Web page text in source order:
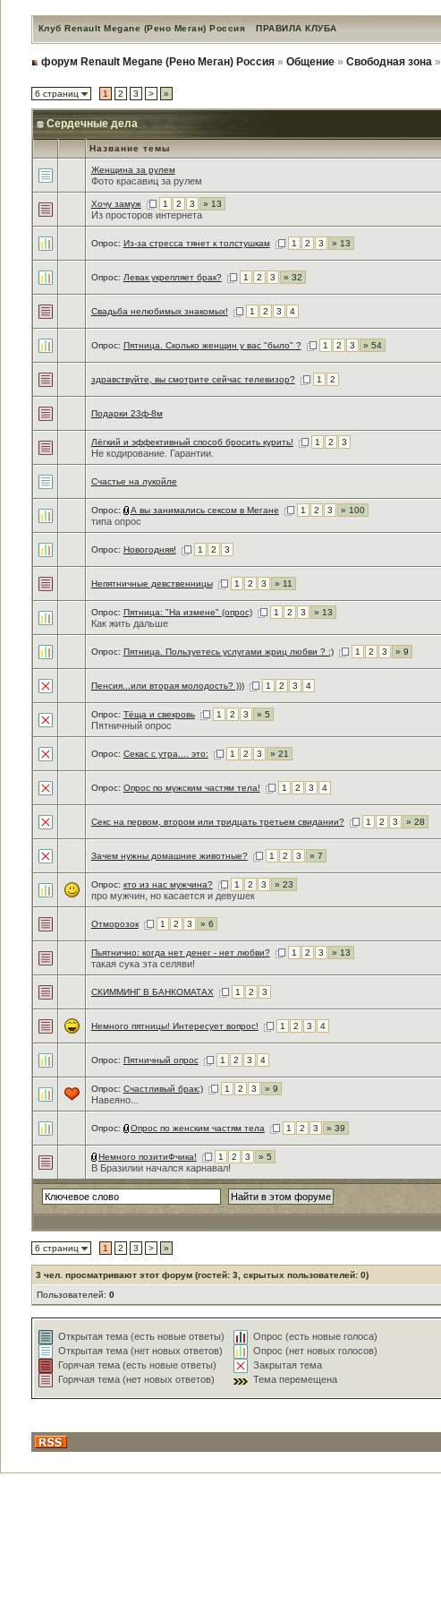
Клуб Renault Megane (Рено Меган) Россия ПРАВИЛА КЛУБА
форум Renault Megane (Рено Меган) Россия» Общение» Свободная зона»
6 страниц 1 2 3 > »
Сердечные дела
Название темы
Женщина за рулем
Фото красавиц за рулем
Хочу замуж 1 2 3 » 13
Из просторов интернета
Опрос: Из-за стресса тянет к толстушкам 1 2 3 » 13
Опрос: Левак укрепляет брак? 1 2 3 » 32
Свадьба нелюбимых знакомых! 1 2 3 4
Опрос: Пятница. Сколько женщин у вас "было" ? 1 2 3 » 54
здравствуйте, вы смотрите сейчас телевизор? 1 2
Подарки 23ф-8м
Лёгкий и эффективный способ бросить курить! 1 2 3
Не кодирование. Гарантии.
Счастье на лукойле
Опрос: А вы занимались сексом в Мегане 1 2 3 » 100
типа опрос
Опрос: Новогодняя! 1 2 3
Непятничные девственницы 1 2 3 » 11
Опрос: Пятница: "На измене" (опрос) 1 2 3 » 13
Как жить дальше
Опрос: Пятница. Пользуетесь услугами жриц любви ? :) 1 2 3 » 9
Пенсия...или вторая молодость? ))) 1 2 3 4
Опрос: Тёща и свекровь 1 2 3 » 5
Пятничный опрос
Опрос: Секас с утра.... это: 1 2 3 » 21
Опрос: Опрос по мужским частям тела! 1 2 3 4
Секс на первом, втором или тридцать третьем свидании? 1 2 3 » 28
Зачем нужны домашние животные? 1 2 3 » 7
Опрос: кто из нас мужчина? 1 2 3 » 23
про мужчин, но касается и девушек
Отморозок 1 2 3 » 6
Пьятнично: когда нет денег - нет любви? 1 2 3 » 13
такая сука эта селяви!
СКИММИНГ В БАНКОМАТАХ 1 2 3
Немного пятницы! Интересует вопрос! 1 2 3 4
Опрос: Пятничный опрос 1 2 3 4
Опрос: Счастливый брак:) 1 2 3 » 9
Навеяно...
Опрос: Опрос по женским частям тела 1 2 3 » 39
Немного позитиФчика! 1 2 3 » 5
В Бразилии начался карнавал!
6 страниц 1 2 3 > »
3 чел. просматривают этот форум (гостей: 3, скрытых пользователей: 0)
Пользователей: 0
Открытая тема (есть новые ответы)
Открытая тема (нет новых ответов)
Горячая тема (есть новые ответы)
Горячая тема (нет новых ответов)
Опрос (есть новые голоса)
Опрос (нет новых голосов)
Закрытая тема
Тема перемещена